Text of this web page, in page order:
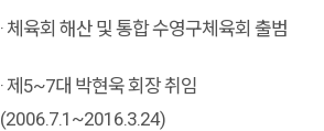
· 체육회 해산 및 통합 수영구체육회 출범
· 제5~7대 박현욱 회장 취임
(2006.7.1~2016.3.24)